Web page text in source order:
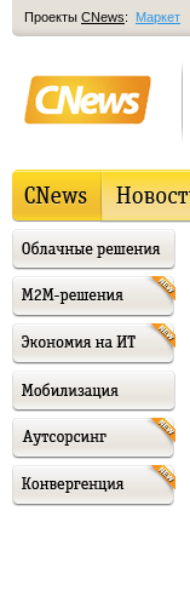
Проекты CNews: Маркет